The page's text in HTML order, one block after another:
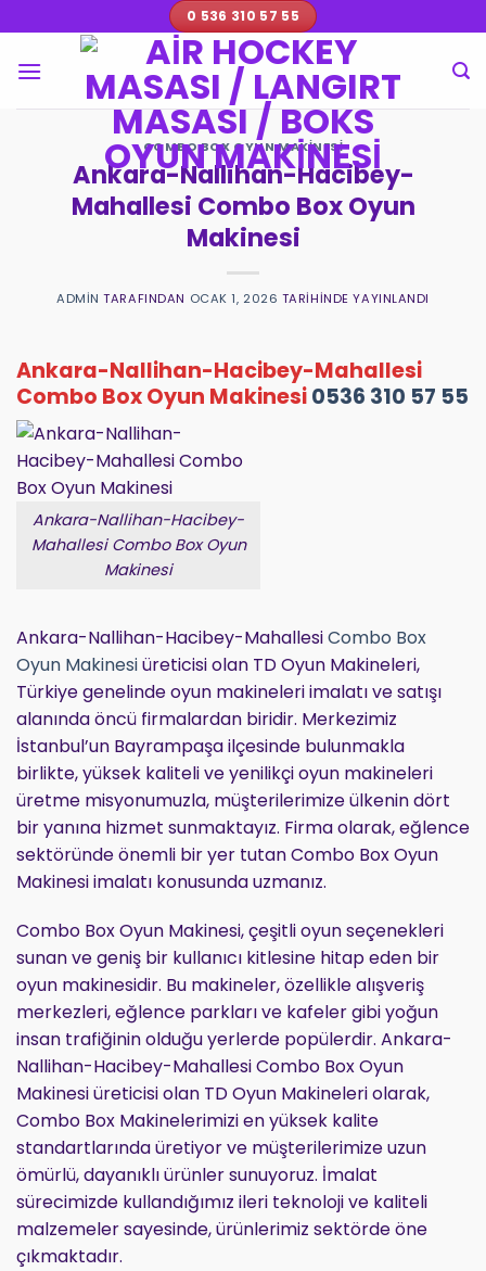
atla
0 536 310 57 55
COMBO BOX OYUN MAKINESI
Ankara-Nallihan-Hacibey-
Mahallesi Combo Box Oyun
Makinesi
ADMIN TARAFINDAN OCAK 1, 2026 TARIHINDE YAYINLANDI
Ankara-Nallihan-Hacibey-Mahallesi
Combo Box Oyun Makinesi0536 310 57 55
Ankara-Nallihan-Hacibey-
Mahallesi Combo Box Oyun
Makinesi
Ankara-Nallihan-Hacibey-MahallesiCombo Box
Oyun Makinesiüreticisi olan TD Oyun Makineleri,
Türkiye genelinde oyun makineleri imalatı ve satışı
alanında öncü firmalardan biridir. Merkezimiz
İstanbul’un Bayrampaşa ilçesinde bulunmakla
birlikte, yüksek kaliteli ve yenilikçi oyun makineleri
üretme misyonumuzla, müşterilerimize ülkenin dört
bir yanına hizmet sunmaktayız. Firma olarak, eğlence
sektöründe önemli bir yer tutan Combo Box Oyun
Makinesi imalatı konusunda uzmanız.
Combo Box Oyun Makinesi, çeşitli oyun seçenekleri
sunan ve geniş bir kullanıcı kitlesine hitap eden bir
oyun makinesidir. Bu makineler, özellikle alışveriş
merkezleri, eğlence parkları ve kafeler gibi yoğun
insan trafiğinin olduğu yerlerde popülerdir. Ankara-
Nallihan-Hacibey-Mahallesi Combo Box Oyun
Makinesi üreticisi olan TD Oyun Makineleri olarak,
Combo Box Makinelerimizi en yüksek kalite
standartlarında üretiyor ve müşterilerimize uzun
ömürlü, dayanıklı ürünler sunuyoruz. İmalat
sürecimizde kullandığımız ileri teknoloji ve kaliteli
malzemeler sayesinde, ürünlerimiz sektörde öne
çıkmaktadır.